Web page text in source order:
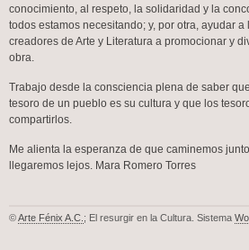
conocimiento, al respeto, la solidaridad y la
todos estamos necesitando; y, por otra, ayudar a
creadores de Arte y Literatura a promocionar y
obra.
Trabajo desde la consciencia plena de saber
tesoro de un pueblo es su cultura y que los
compartirlos.
Me alienta la esperanza de que caminemos
llegaremos lejos. Mara Romero Torres
©Arte Fénix A.C. ; El resurgir en la Cultura. Sistema